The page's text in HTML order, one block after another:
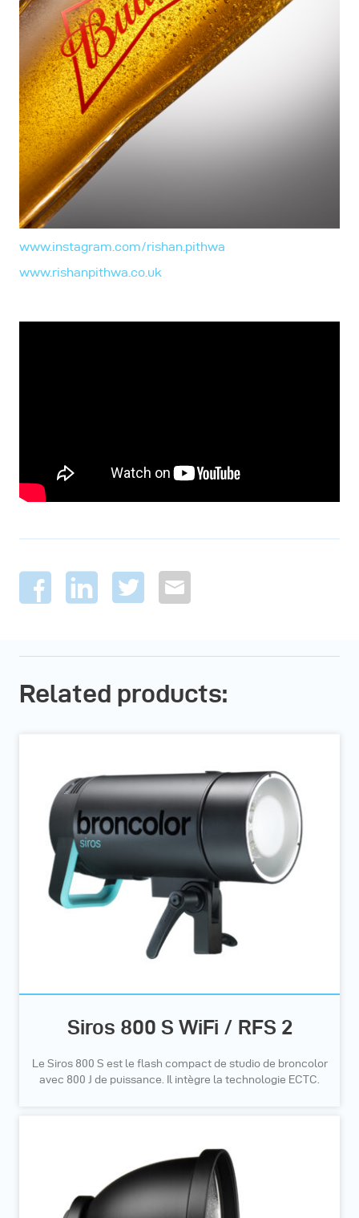
www.instagram.com/rishan.pithwa
www.rishanpithwa.co.uk
Related products:
Siros 800 S WiFi / RFS 2
Le Siros 800 S est le flash compact de studio de broncolor
avec 800 J de puissance. Il intègre la technologie ECTC.